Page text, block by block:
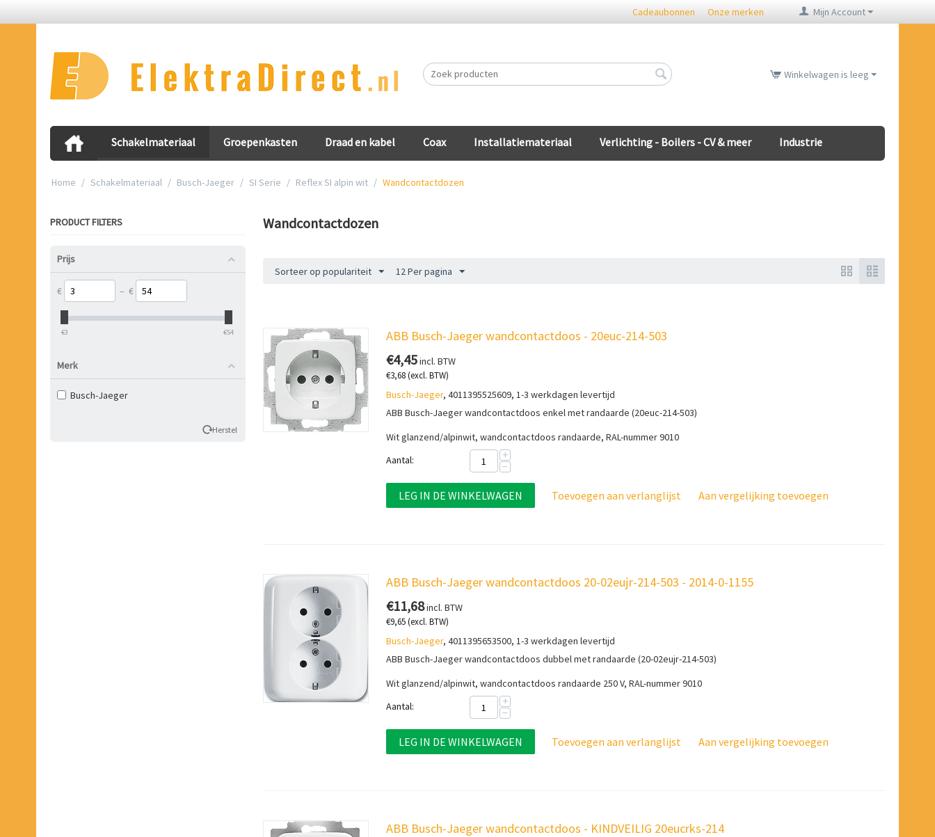
Mijn Account
Cadeaubonnen Onze merken
Winkelwagen is leeg
Schakelmateriaal Groepenkasten Draad en kabel Coax Installatiemateriaal Verlichting - Boilers - CV & meer Industrie
Home / Schakelmateriaal / Busch-Jaeger / SI Serie / Reflex SI alpin wit / Wandcontactdozen
PRODUCT FILTERS
Prijs
€ – €
‎€3 ‎€54
Merk
Busch-Jaeger
Herstel
Wandcontactdozen
Sorteer op populariteit 12 Per pagina
ABB Busch-Jaeger wandcontactdoos - 20euc-214-503
€4,45incl. BTW
€3,68(excl. BTW)
Busch-Jaeger, 4011395525609, 1-3 werkdagen levertijd
ABB Busch-Jaeger wandcontactdoos enkel met randaarde (20euc-214-503)
Wit glanzend/alpinwit, wandcontactdoos randaarde, RAL-nummer 9010
Aantal:
+
−
LEG IN DE WINKELWAGEN Toevoegen aan verlanglijst Aan vergelijking toevoegen
ABB Busch-Jaeger wandcontactdoos 20-02eujr-214-503 - 2014-0-1155
€11,68incl. BTW
€9,65(excl. BTW)
Busch-Jaeger, 4011395653500, 1-3 werkdagen levertijd
ABB Busch-Jaeger wandcontactdoos dubbel met randaarde (20-02eujr-214-503)
Wit glanzend/alpinwit, wandcontactdoos randaarde 250 V, RAL-nummer 9010
Aantal:
+
−
LEG IN DE WINKELWAGEN Toevoegen aan verlanglijst Aan vergelijking toevoegen
ABB Busch-Jaeger wandcontactdoos - KINDVEILIG 20eucrks-214